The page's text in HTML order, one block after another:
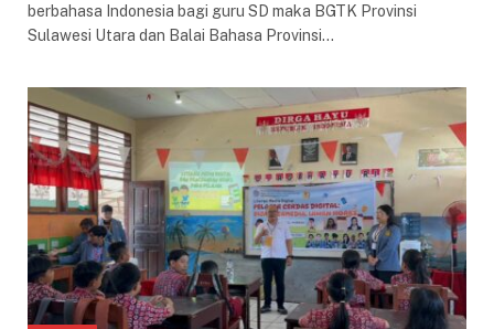
berbahasa Indonesia bagi guru SD maka BGTK Provinsi
Sulawesi Utara dan Balai Bahasa Provinsi…